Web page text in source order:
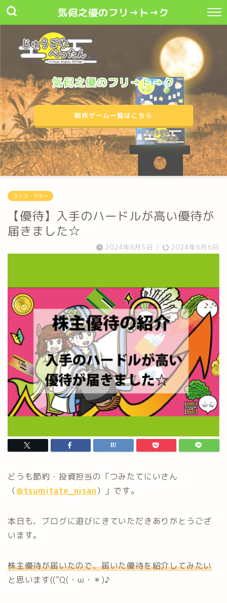
気侭之優のフリ→ト→ク
気侭之優のフリ→ト→ク
制作ゲーム一覧はこちら
ライフ・マネー
【優待】入手のハードルが高い優待が
届きました☆
2024年6月5日 / 2024年6月6日
どうも節約・投資担当の「つみたてにいさん
（@tsumitate_nisan）」です。
本日も、ブログに遊びにきていただきありがとうござ
います。
株主優待が届いたので、届いた優待を紹介してみたい
と思います((“Q(・ω・＊)♪